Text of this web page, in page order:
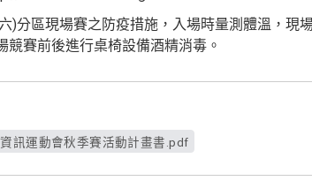
)分區現場賽之防疫措施，入場時量測體溫，現
賽前後進行桌椅設備酒精消毒。
訊運動會秋季賽活動計畫書.pdf